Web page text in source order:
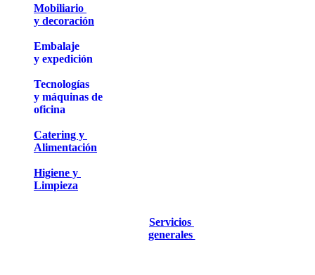
Mobiliario
y decoración
Embalaje
y expedición
Tecnologías
y máquinas de
oficina
Catering y
Alimentación
Higiene y
Limpieza
Servicios
generales